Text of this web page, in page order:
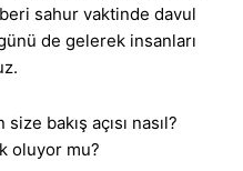
sahur vaktinde davul
de gelerek insanları
bakış açısı nasıl?
oluyor mu?